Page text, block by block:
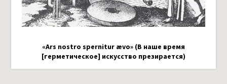
«Ars nostro spernitur ævo» (В наше время
[герметическое] искусство презирается)